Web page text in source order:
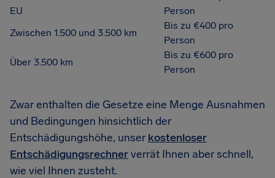
EU
Person
Zwischen 1.500 und 3.500 km
Bis zu €400 pro
Person
Über 3.500 km
Bis zu €600 pro
Person
Zwar enthalten die Gesetze eine Menge Ausnahmen
und Bedingungen hinsichtlich der
Entschädigungshöhe, unser kostenloser
Entschädigungsrechnerverrät Ihnen aber schnell,
wie viel Ihnen zusteht.